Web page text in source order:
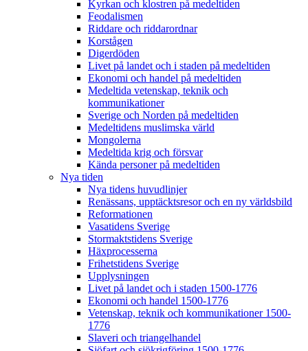
Kyrkan och klostren på medeltiden
Feodalismen
Riddare och riddarordnar
Korstågen
Digerdöden
Livet på landet och i staden på medeltiden
Ekonomi och handel på medeltiden
Medeltida vetenskap, teknik och
kommunikationer
Sverige och Norden på medeltiden
Medeltidens muslimska värld
Mongolerna
Medeltida krig och försvar
Kända personer på medeltiden
Nya tiden
Nya tidens huvudlinjer
Renässans, upptäcktsresor och en ny världsbild
Reformationen
Vasatidens Sverige
Stormaktstidens Sverige
Häxprocesserna
Frihetstidens Sverige
Upplysningen
Livet på landet och i staden 1500-1776
Ekonomi och handel 1500-1776
Vetenskap, teknik och kommunikationer 1500-
1776
Slaveri och triangelhandel